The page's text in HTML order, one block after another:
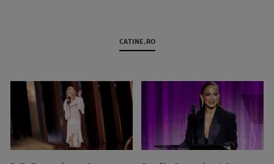
CATINE.RO